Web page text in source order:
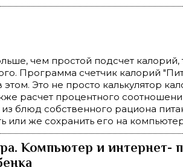
чем простой подсчет
Программа счетчик калорий
Это не просто калькулятор
расчет процентного
блюд собственного рациона
или же сохранить его на
Компьютер и интернет-